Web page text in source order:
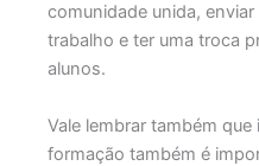
comunidade unida,
trabalho e ter uma troca
alunos.
Vale lembrar também
formação também é